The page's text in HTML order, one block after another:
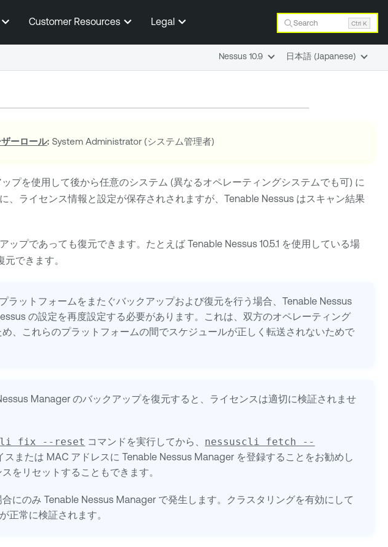
動するCustomer Resources Legal Search Ctrl K
ーロール: System Administrator (システム管理者)
プを使用して後から任意のシステム (異なるオペレーティングシステムでも可) に
、 ライセンス情報と設定が保存されされますが、 Tenable Nessusはスキャン結果
ップであっても復元できます。たとえば Tenable Nessus10.5.1 を使用している場
できます。
ラットフォームをまたぐバックアップおよび復元を行う場合、Tenable Nessus
の設定を再度設定する必要があります。これは、双方のオペレーティング
、これらのプラットフォームの間でスケジュールが正しく転送されないためで
Manager のバックアップを復元すると、ライセンスは適切に検証されませ
fix --reset コマンドを実行してから、 nessuscli fetch --
スまたは MAC アドレスにTenable Nessus Manager を登録することをお勧めし
をリセットすることもできます。
合にのみTenable Nessus Manager で発生します。クラスタリングを有効にして
正常に検証されます。
Nessus 10.9 日本語 (Japanese)